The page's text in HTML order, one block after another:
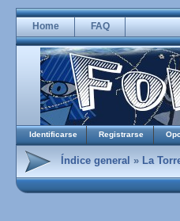
Home FAQ
Identificarse Registrarse
Índice general » La